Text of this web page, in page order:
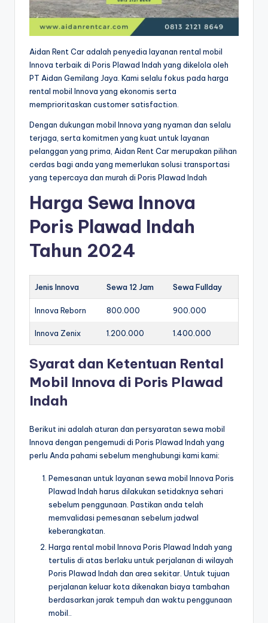
Aidan Rent Car adalah penyedia layanan rental mobil
Innova terbaik di Poris Plawad Indah yang dikelola oleh
PT Aidan Gemilang Jaya. Kami selalu fokus pada harga
rental mobil Innova yang ekonomis serta
memprioritaskan customer satisfaction.
Dengan dukungan mobil Innova yang nyaman dan selalu
terjaga, serta komitmen yang kuat untuk layanan
pelanggan yang prima, Aidan Rent Car merupakan pilihan
cerdas bagi anda yang memerlukan solusi transportasi
yang tepercaya dan murah di Poris Plawad Indah
Harga Sewa Innova
Poris Plawad Indah
Tahun 2024
Jenis Innova Sewa 12 Jam Sewa Fullday
Innova Reborn 800.000 900.000
Innova Zenix 1.200.000 1.400.000
Syarat dan Ketentuan Rental
Mobil Innova di Poris Plawad
Indah
Berikut ini adalah aturan dan persyaratan sewa mobil
Innova dengan pengemudi di Poris Plawad Indah yang
perlu Anda pahami sebelum menghubungi kami kami:
Pemesanan untuk layanan sewa mobil Innova Poris
Plawad Indah harus dilakukan setidaknya sehari
sebelum penggunaan. Pastikan anda telah
memvalidasi pemesanan sebelum jadwal
keberangkatan.
Harga rental mobil Innova Poris Plawad Indah yang
tertulis di atas berlaku untuk perjalanan di wilayah
Poris Plawad Indah dan area sekitar. Untuk tujuan
perjalanan keluar kota dikenakan biaya tambahan
berdasarkan jarak tempuh dan waktu penggunaan
mobil..